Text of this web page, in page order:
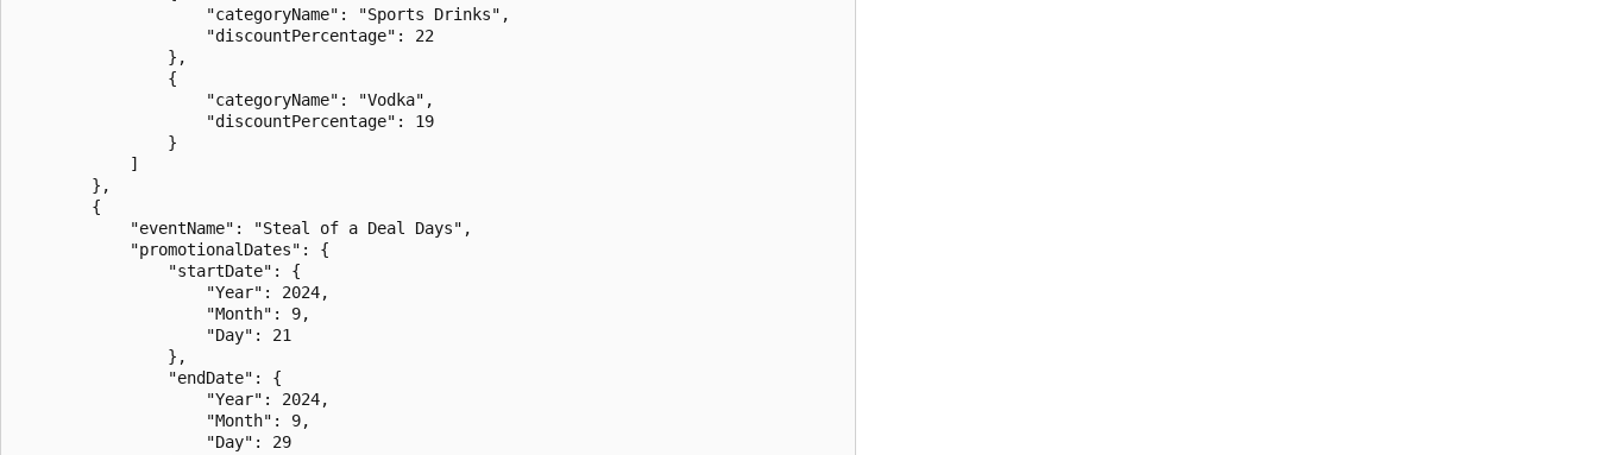
                    "categoryName": "Sports Drinks",
                    "discountPercentage": 22
                },
                {
                    "categoryName": "Vodka",
                    "discountPercentage": 19
                }
            ]
        },
        {
            "eventName": "Steal of a Deal Days",
            "promotionalDates": {
                "startDate": {
                    "Year": 2024,
                    "Month": 9,
                    "Day": 21
                },
                "endDate": {
                    "Year": 2024,
                    "Month": 9,
                    "Day": 29